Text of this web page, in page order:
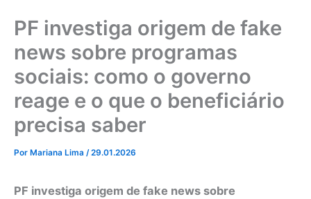
PF investiga origem de fake
news sobre programas
sociais: como o governo
reage e o que o beneficiário
precisa saber
Por Mariana Lima /29.01.2026
PF investiga origem de fake news sobre